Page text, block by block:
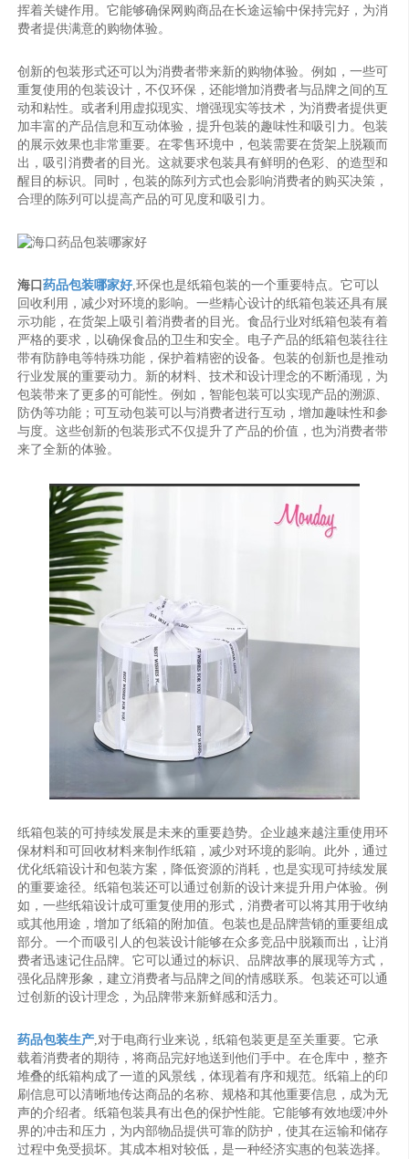
挥着关键作用。它能够确保网购商品在长途运输中保持完好，为消
费者提供满意的购物体验。
创新的包装形式还可以为消费者带来新的购物体验。例如，一些可
重复使用的包装设计，不仅环保，还能增加消费者与品牌之间的互
动和粘性。或者利用虚拟现实、增强现实等技术，为消费者提供更
加丰富的产品信息和互动体验，提升包装的趣味性和吸引力。包装
的展示效果也非常重要。在零售环境中，包装需要在货架上脱颖而
出，吸引消费者的目光。这就要求包装具有鲜明的色彩、的造型和
醒目的标识。同时，包装的陈列方式也会影响消费者的购买决策，
合理的陈列可以提高产品的可见度和吸引力。
海口药品包装哪家好 ,环保也是纸箱包装的一个重要特点。它可以
回收利用，减少对环境的影响。一些精心设计的纸箱包装还具有展
示功能，在货架上吸引着消费者的目光。食品行业对纸箱包装有着
严格的要求，以确保食品的卫生和安全。电子产品的纸箱包装往往
带有防静电等特殊功能，保护着精密的设备。包装的创新也是推动
行业发展的重要动力。新的材料、技术和设计理念的不断涌现，为
包装带来了更多的可能性。例如，智能包装可以实现产品的溯源、
防伪等功能；可互动包装可以与消费者进行互动，增加趣味性和参
与度。这些创新的包装形式不仅提升了产品的价值，也为消费者带
来了全新的体验。
纸箱包装的可持续发展是未来的重要趋势。企业越来越注重使用环
保材料和可回收材料来制作纸箱，减少对环境的影响。此外，通过
优化纸箱设计和包装方案，降低资源的消耗，也是实现可持续发展
的重要途径。纸箱包装还可以通过创新的设计来提升用户体验。例
如，一些纸箱设计成可重复使用的形式，消费者可以将其用于收纳
或其他用途，增加了纸箱的附加值。包装也是品牌营销的重要组成
部分。一个而吸引人的包装设计能够在众多竞品中脱颖而出，让消
费者迅速记住品牌。它可以通过的标识、品牌故事的展现等方式，
强化品牌形象，建立消费者与品牌之间的情感联系。包装还可以通
过创新的设计理念，为品牌带来新鲜感和活力。
药品包装生产 ,对于电商行业来说，纸箱包装更是至关重要。它承
载着消费者的期待，将商品完好地送到他们手中。在仓库中，整齐
堆叠的纸箱构成了一道的风景线，体现着有序和规范。纸箱上的印
刷信息可以清晰地传达商品的名称、规格和其他重要信息，成为无
声的介绍者。纸箱包装具有出色的保护性能。它能够有效地缓冲外
界的冲击和压力，为内部物品提供可靠的防护，使其在运输和储存
过程中免受损坏。其成本相对较低，是一种经济实惠的包装选择。